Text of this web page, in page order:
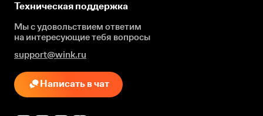
Техническая поддержка
Мы с удовольствием ответим
на интересующиетебя вопросы
support@wink.ru
Написать в чат